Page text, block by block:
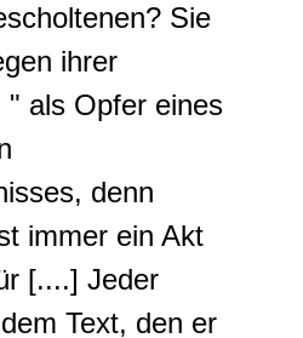
Sie
ihrer
" als Opfer eines
denn
immer ein Akt
[....] Jeder
Text, den er